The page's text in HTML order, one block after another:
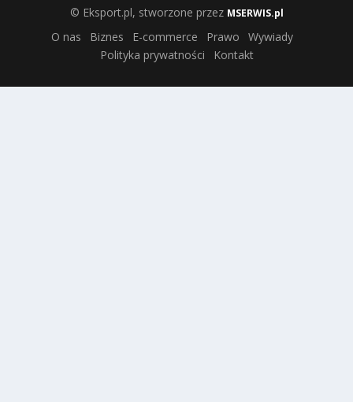
© Eksport.pl, stworzone przez MSERWIS.pl
O nas Biznes E-commerce Prawo
Wywiady
Polityka prywatności
Kontakt